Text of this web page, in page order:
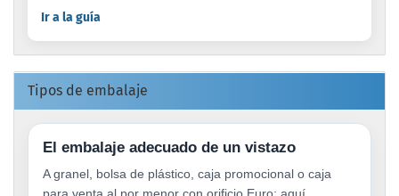
Ir a la guía
Tipos de embalaje
El embalaje adecuado de un vistazo
A granel, bolsa de plástico, caja promocional o caja